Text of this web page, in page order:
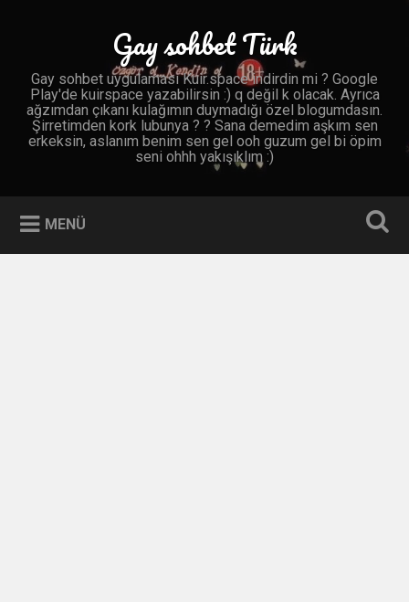
Gay sohbet Türk
Gay sohbet uygulaması Kuir.space indirdin mi ? Google
Play'de kuirspace yazabilirsin :) q değil k olacak. Ayrıca
ağzımdan çıkanı kulağımın duymadığı özel blogumdasın.
Şirretimden kork lubunya ? ? Sana demedim aşkım sen
erkeksin, aslanım benim sen gel ooh guzum gel bi öpim
seni ohhh yakışıklım :)
MENÜ